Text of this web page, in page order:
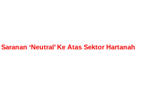
‘Neutral’ Ke Atas Sektor Hartanah